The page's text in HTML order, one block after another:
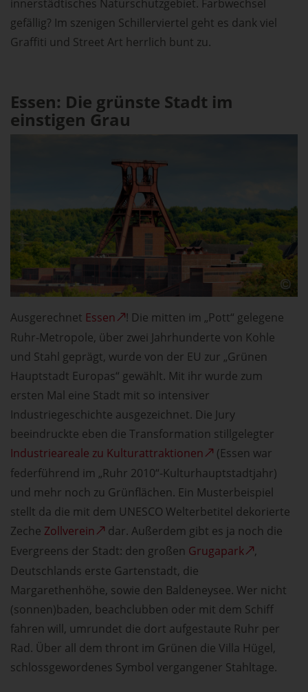
innerstädtisches Naturschutzgebiet. Farbwechsel
gefällig? Im szenigen Schillerviertel geht es dank viel
Graffiti und Street Art herrlich bunt zu.
Essen: Die grünste Stadt im
einstigen Grau
Ausgerechnet Essen
! Die mitten im „Pott“ gelegene
Ruhr-Metropole, über zwei Jahrhunderte von Kohle
und Stahl geprägt, wurde von der EU zur „Grünen
Hauptstadt Europas“ gewählt. Mit ihr wurde zum
ersten Mal eine Stadt mit so intensiver
Industriegeschichte ausgezeichnet. Die Jury
beeindruckte eben die Transformation stillgelegter
Industrieareale zu Kulturattraktionen
(Essen war
federführend im „Ruhr 2010“-Kulturhauptstadtjahr)
und mehr noch zu Grünflächen. Ein Musterbeispiel
stellt da die mit dem UNESCO Welterbetitel dekorierte
Zeche Zollverein
dar. Außerdem gibt es ja noch die
Evergreens der Stadt: den großen Grugapark
,
Deutschlands erste Gartenstadt, die
Margarethenhöhe, sowie den Baldeneysee. Wer nicht
(sonnen)baden, beachclubben oder mit dem Schiff
fahren will, umrundet die dort aufgestaute Ruhr per
Rad. Über all dem thront im Grünen die Villa Hügel,
schlossgewordenes Symbol vergangener Stahltage.